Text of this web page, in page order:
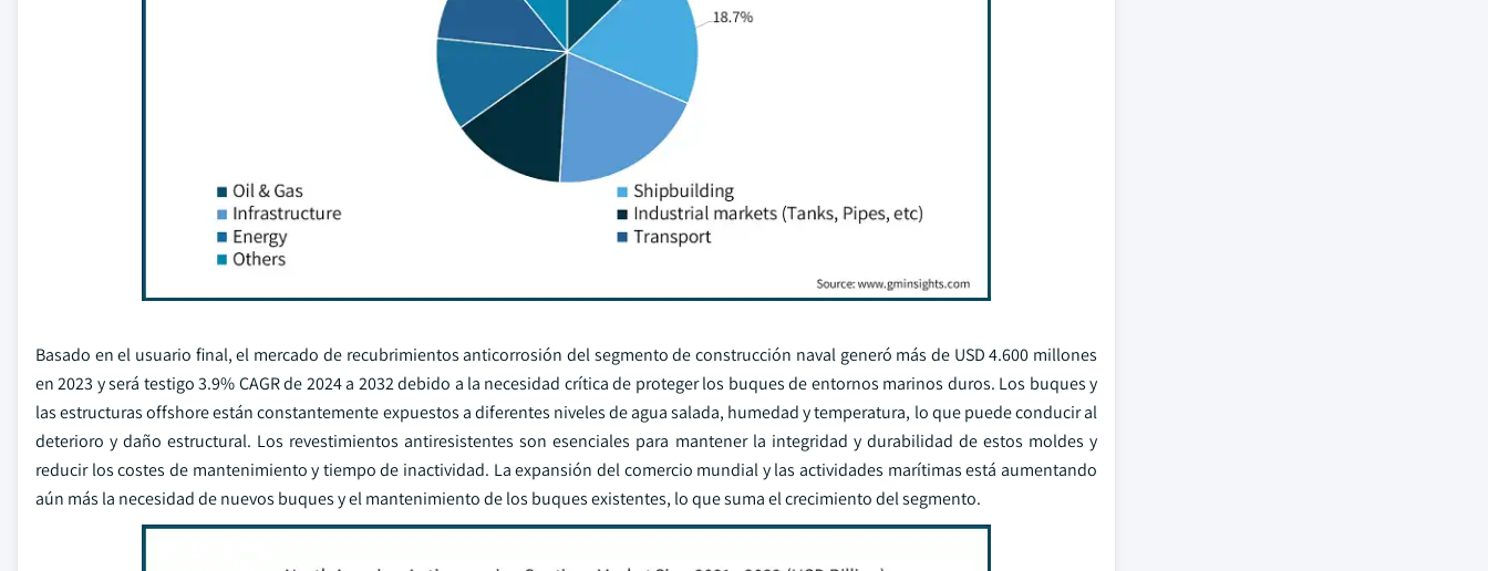
Basado en el usuario final, el mercado de recubrimientos anticorrosión del segmento de construcción naval generó más de USD 4.600 millones
en 2023 y será testigo 3.9% CAGR de 2024 a 2032 debido a la necesidad crítica de proteger los buques de entornos marinos duros. Los buques y
las estructuras offshore están constantemente expuestos a diferentes niveles de agua salada, humedad y temperatura, lo que puede conducir al
deterioro y daño estructural. Los revestimientos antiresistentes son esenciales para mantener la integridad y durabilidad de estos moldes y
reducir los costes de mantenimiento y tiempo de inactividad. La expansión del comercio mundial y las actividades marítimas está aumentando
aún más la necesidad de nuevos buques y el mantenimiento de los buques existentes, lo que suma el crecimiento del segmento.